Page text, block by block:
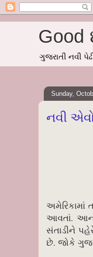
Good
ગુજરાતી નવી
Sunday,
નવી
અમેરિકામાં
આવતાં. આનો
સંતાડીને
છે. જોકે